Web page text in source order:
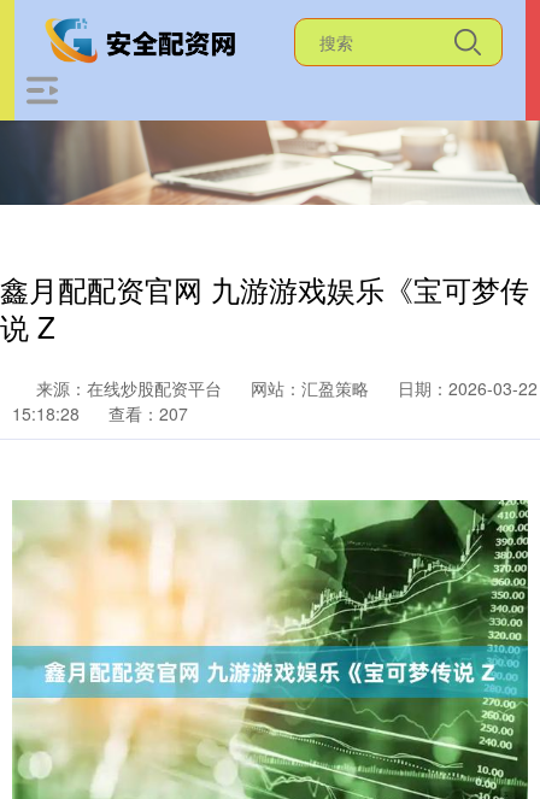
鑫月配配资官网 九游游戏娱乐《宝可梦传
说 Z
来源：在线炒股配资平台 网站：汇盈策略
日期：2026-03-22
15:18:28
查看：207